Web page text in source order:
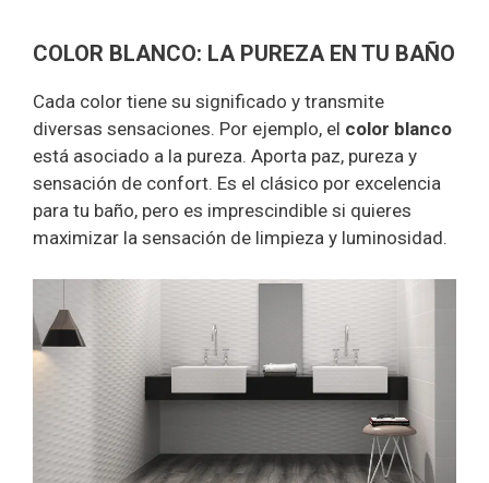
COLOR BLANCO: LA PUREZA EN TU BAÑO
Cada color tiene su significado y transmite
diversas sensaciones. Por ejemplo, el color blanco
está asociado a la pureza. Aporta paz, pureza y
sensación de confort. Es el clásico por excelencia
para tu baño, pero es imprescindible si quieres
maximizar la sensación de limpieza y luminosidad.